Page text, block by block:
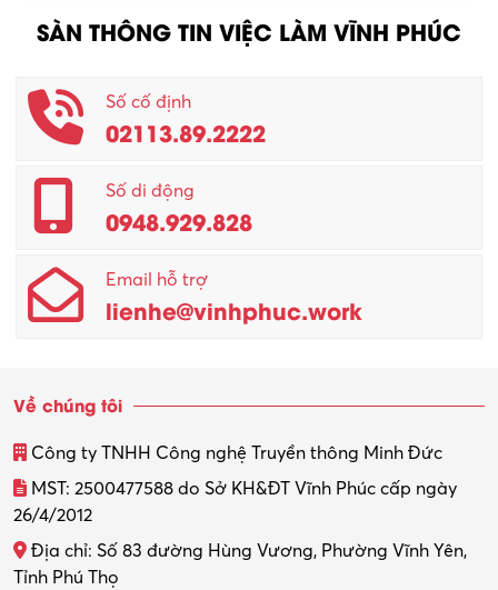
Nhân viên CSKH
Phục vụ khác
Promotion Girl (PG)
Quản lý – Giám đốc
Quản lý chất lượng – QC
Quản lý sản xuất
Quản trị kinh doanh
Thiết kế nội thất
Thợ máy – Ô tô – Xe máy
SÀN THÔNG TIN VIỆC LÀM VĨNH PHÚC
Số cố định
02113.89.2222
Số di động
0948.929.828
Email hỗ trợ
lienhe@vinhphuc.work
Về chúng tôi
Công ty TNHH Công nghệ Truyền thông Minh Đức
MST: 2500477588 do Sở KH&ĐT Vĩnh Phúc cấp ngày
26/4/2012
Địa chỉ: Số 83 đường Hùng Vương, Phường Vĩnh Yên,
Tỉnh Phú Thọ